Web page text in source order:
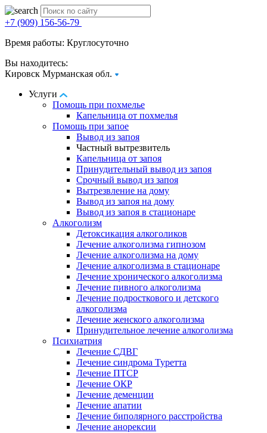
+7 (909) 156-56-79
Время работы: Круглосуточно
Вы находитесь:
Кировск Мурманская обл.
Услуги
Помощь при похмелье
Капельница от похмелья
Помощь при запое
Вывод из запоя
Частный вытрезвитель
Капельница от запоя
Принудительный вывод из запоя
Срочный вывод из запоя
Вытрезвление на дому
Вывод из запоя на дому
Вывод из запоя в стационаре
Алкоголизм
Детоксикация алкоголиков
Лечение алкоголизма гипнозом
Лечение алкоголизма на дому
Лечение алкоголизма в стационаре
Лечение хронического алкоголизма
Лечение пивного алкоголизма
Лечение подросткового и детского
алкоголизма
Лечение женского алкоголизма
Принудительное лечение алкоголизма
Психиатрия
Лечение СДВГ
Лечение синдрома Туретта
Лечение ПТСР
Лечение ОКР
Лечение деменции
Лечение апатии
Лечение биполярного расстройства
Лечение анорексии